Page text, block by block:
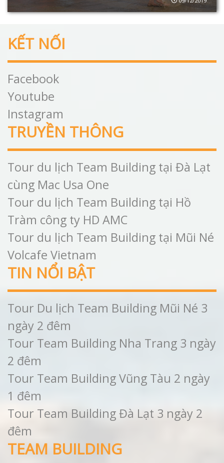
KẾT NỐI
Facebook
Youtube
Instagram
TRUYỀN THÔNG
Tour du lịch Team Building tại Đà Lạt
cùng Mac Usa One
Tour du lịch Team Building tại Hồ
Tràm công ty HD AMC
Tour du lịch Team Building tại Mũi Né
Volcafe Vietnam
TIN NỔI BẬT
Tour Du lịch Team Building Mũi Né 3
ngày 2 đêm
Tour Team Building Nha Trang 3 ngày
2 đêm
Tour Team Building Vũng Tàu 2 ngày
1 đêm
Tour Team Building Đà Lạt 3 ngày 2
đêm
TEAM BUILDING